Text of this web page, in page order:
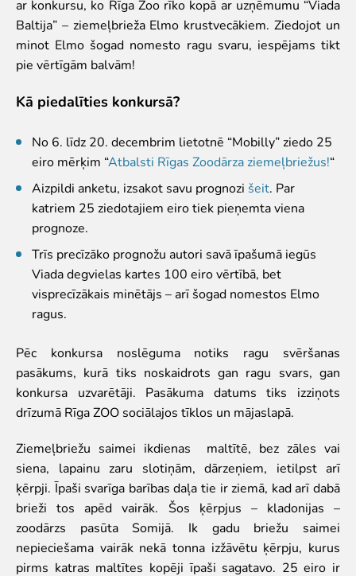
Biežāk uzdotie jautājumi
Ziedo un atbalsti
Ekskursijas
Atvērtās ekskursijas
Rīga ZOO slavenībām pa pēdām
Cik dažādi mēs esam
Visas ekskursijas
Mācību ekskursijas
Mācību nodarbības
Ekskursiju un nodarbību noteikumi
Dzīvnieki
Dzīvnieki
Tropu mājas digitālā tūre
Lemuru tiešraide
Sliņķu tiešraide
Lauvu mājas tiešraide
Zinātne
Savvaļas dzīvnieku rehabilitācija
Atbalstītie projekti
Pētījumi un publikācijas
Iespējas skolēniem un studentiem
Studentu izstrādātie darbi Rīga ZOO
ar konkursu, ko Rīga Zoo rīko kopā ar uzņēmumu “Viada
Baltija” – ziemeļbrieža Elmo krustvecākiem. Ziedojot un
minot Elmo šogad nomesto ragu svaru, iespējams tikt
pie vērtīgām balvām!
Kā piedalīties konkursā?
No 6. līdz 20. decembrim lietotnē “Mobilly” ziedo 25
eiro mērķim “Atbalsti Rīgas Zoodārza ziemeļbriežus!“
Aizpildi anketu, izsakot savu prognozi šeit. Par
katriem 25 ziedotajiem eiro tiek pieņemta viena
prognoze.
Trīs precīzāko prognožu autori savā īpašumā iegūs
Viada degvielas kartes 100 eiro vērtībā, bet
visprecīzākais minētājs – arī šogad nomestos Elmo
ragus.
Pēc konkursa noslēguma notiks ragu svēršanas
pasākums, kurā tiks noskaidrots gan ragu svars, gan
konkursa uzvarētāji. Pasākuma datums tiks izziņots
drīzumā Rīga ZOO sociālajos tīklos un mājaslapā.
Ziemeļbriežu saimei ikdienas maltītē, bez zāles vai
siena, lapainu zaru slotiņām, dārzeņiem, ietilpst arī
ķērpji. Īpaši svarīga barības daļa tie ir ziemā, kad arī dabā
brieži tos apēd vairāk. Šos ķērpjus – kladonijas –
zoodārzs pasūta Somijā. Ik gadu briežu saimei
nepieciešama vairāk nekā tonna izžāvētu ķērpju, kurus
pirms katras maltītes kopēji īpaši sagatavo. 25 eiro ir